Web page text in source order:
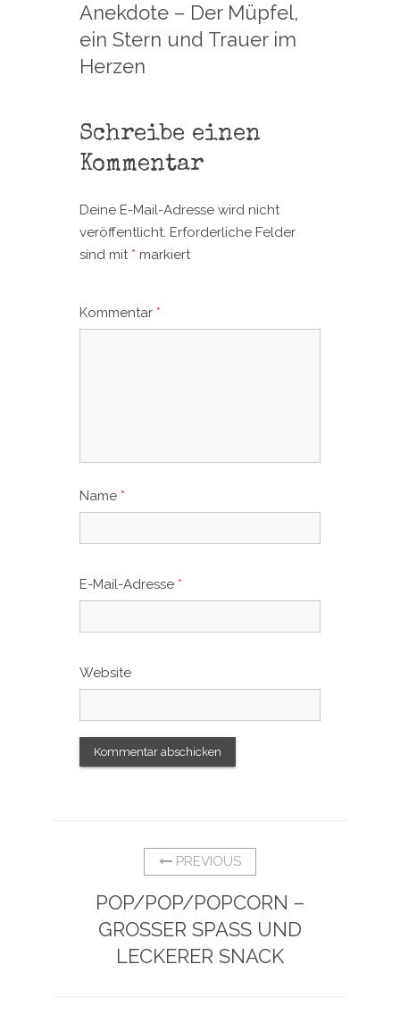
Anekdote – Der Müpfel,
ein Stern und Trauer im
Herzen
Schreibe einen
Kommentar
Deine E-Mail-Adresse wird nicht
veröffentlicht. Erforderliche Felder
sind mit * markiert
Kommentar *
Name *
E-Mail-Adresse *
Website
PREVIOUS
POP/POP/POPCORN –
GROSSER SPASS UND
LECKERER SNACK